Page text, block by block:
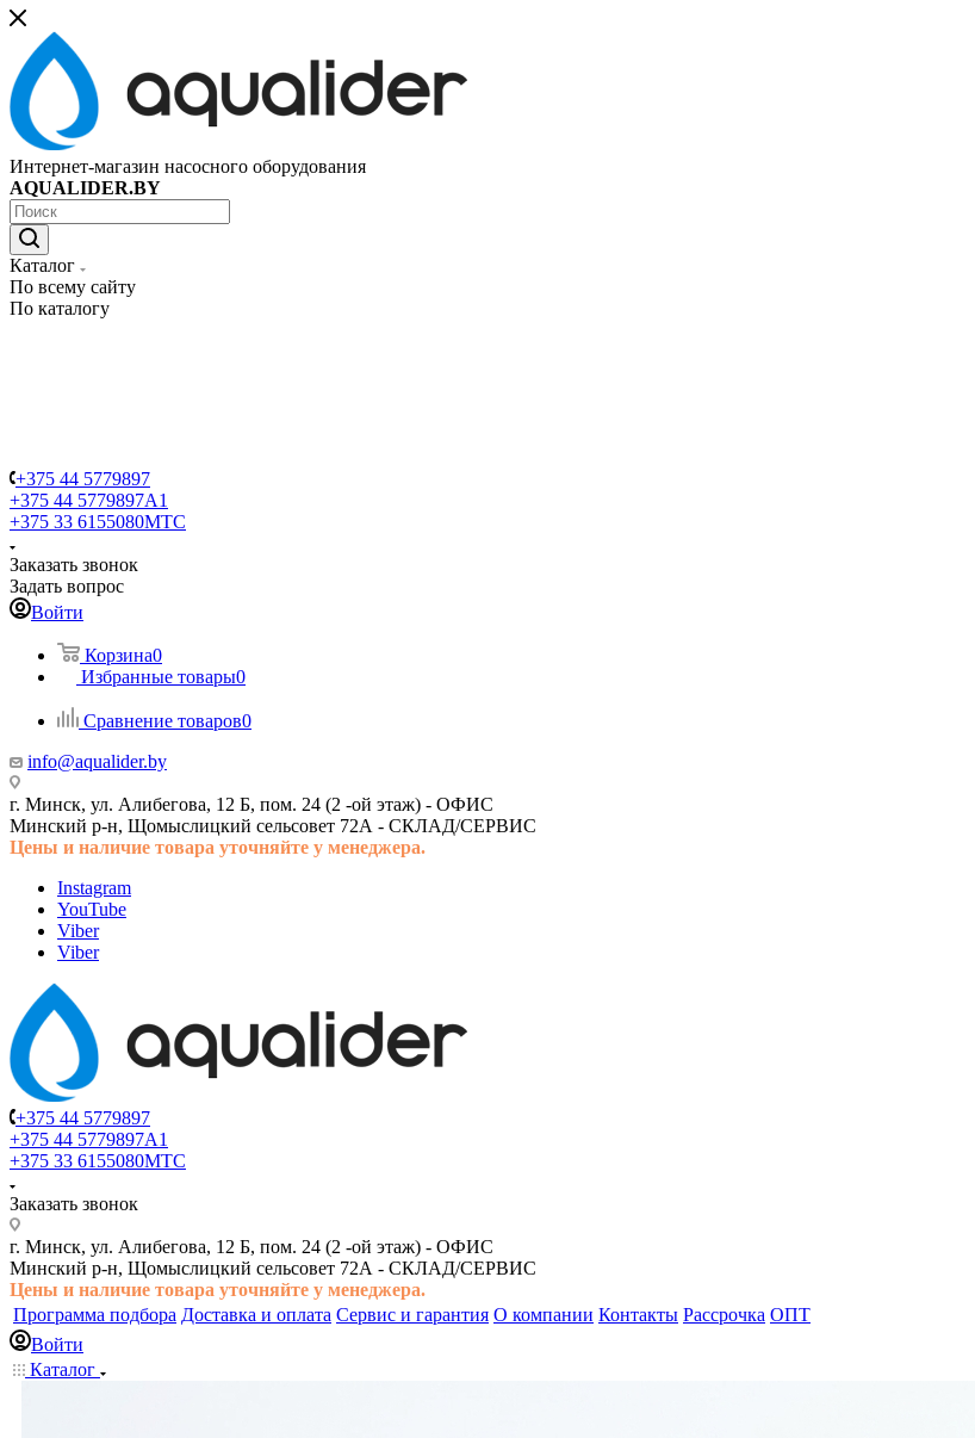
Интернет-магазин насосного оборудования
AQUALIDER.BY
Каталог
По всему сайту
По каталогу
+375 44 5779897
+375 44 5779897A1
+375 33 6155080МТС
Заказать звонок
Задать вопрос
Войти
Корзина0
Избранные товары0
Сравнение товаров0
info@aqualider.by
г. Минск, ул. Алибегова, 12 Б, пом. 24 (2 -ой этаж) - ОФИС
Минский р-н, Щомыслицкий сельсовет 72А - СКЛАД/СЕРВИС
Цены и наличие товара уточняйте у менеджера.
Instagram
YouTube
Viber
Viber
+375 44 5779897
+375 44 5779897A1
+375 33 6155080МТС
Заказать звонок
г. Минск, ул. Алибегова, 12 Б, пом. 24 (2 -ой этаж) - ОФИС
Минский р-н, Щомыслицкий сельсовет 72А - СКЛАД/СЕРВИС
Цены и наличие товара уточняйте у менеджера.
Программа подбора Доставка и оплата Сервис и гарантия О компании Контакты Рассрочка ОПТ
Войти
Каталог